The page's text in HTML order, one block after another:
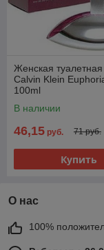
Женская
Calvin Klein
100ml
В наличии
46,15 руб. 71 руб.
Купить
О нас
100%